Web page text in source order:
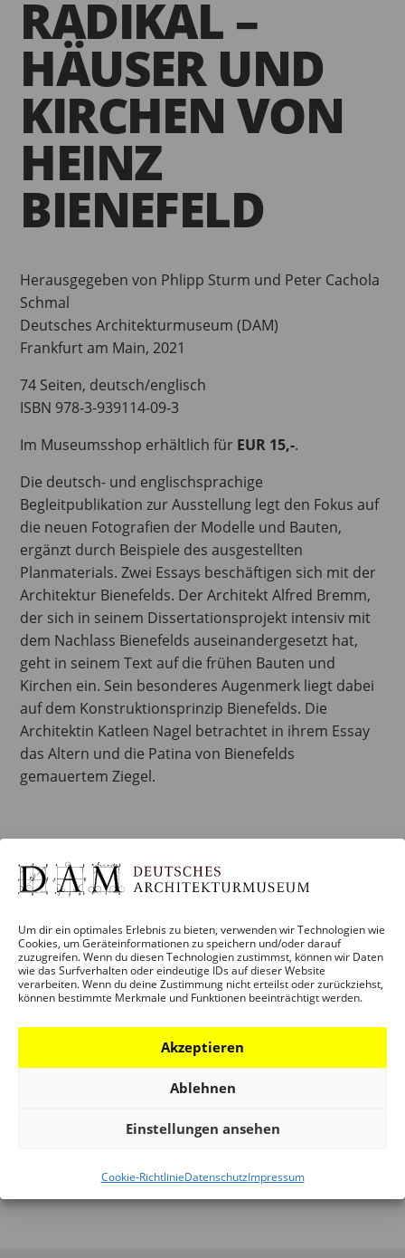
Um dir ein optimales Erlebnis zu bieten, verwenden wir Technologien wie
Cookies, um Geräteinformationen zu speichern und/oder darauf
zuzugreifen. Wenn du diesen Technologien zustimmst, können wir Daten
wie das Surfverhalten oder eindeutige IDs auf dieser Website
verarbeiten. Wenn du deine Zustimmung nicht erteilst oder zurückziehst,
können bestimmte Merkmale und Funktionen beeinträchtigt werden.
Akzeptieren
Ablehnen
Einstellungen ansehen
Cookie-RichtlinieDatenschutzImpressum
RADIKAL –
HÄUSER UND
KIRCHEN VON
HEINZ
BIENEFELD
Herausgegeben von Phlipp Sturm und Peter Cachola
Schmal
Deutsches Architekturmuseum (DAM)
Frankfurt am Main, 2021
74 Seiten, deutsch/englisch
ISBN 978-3-939114-09-3
Im Museumsshop erhältlich für EUR 15,-.
Die deutsch- und englischsprachige
Begleitpublikation zur Ausstellung legt den Fokus auf
die neuen Fotografien der Modelle und Bauten,
ergänzt durch Beispiele des ausgestellten
Planmaterials. Zwei Essays beschäftigen sich mit der
Architektur Bienefelds. Der Architekt Alfred Bremm,
der sich in seinem Dissertationsprojekt intensiv mit
dem Nachlass Bienefelds auseinandergesetzt hat,
geht in seinem Text auf die frühen Bauten und
Kirchen ein. Sein besonderes Augenmerk liegt dabei
auf dem Konstruktionsprinzip Bienefelds. Die
Architektin Katleen Nagel betrachtet in ihrem Essay
das Altern und die Patina von Bienefelds
gemauertem Ziegel.
BESTELLUNG
[gravityform id="1" title="false" description="false"
ajax="true"]